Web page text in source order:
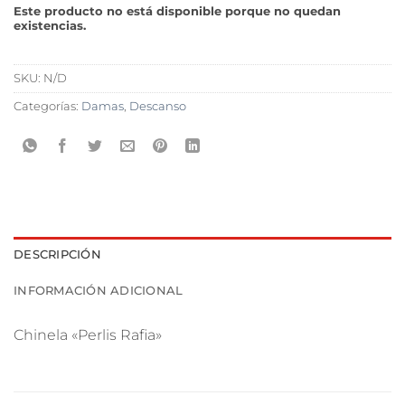
Este producto no está disponible porque no quedan
existencias.
SKU: N/D
Categorías: Damas Descanso
DESCRIPCIÓN
INFORMACIÓN ADICIONAL
Chinela «Perlis Rafia»